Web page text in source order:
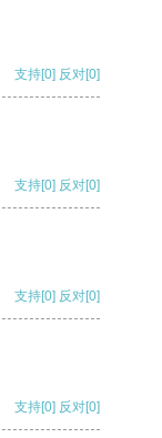
支持[0] 反对[0]
支持[0] 反对[0]
支持[0] 反对[0]
支持[0] 反对[0]